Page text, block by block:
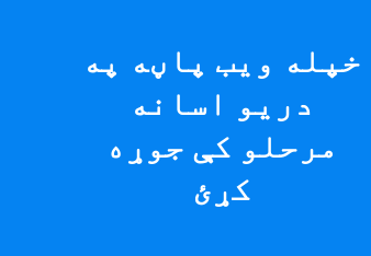
خپله ویب پاڼه په
دریو اسانه
مرحلو کې جوړه
کړئ